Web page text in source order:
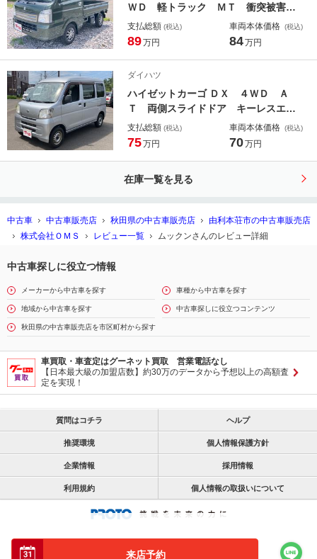
来店予約
ＷＤ 軽トラック ＭＴ 衝突被害軽
減システム レーンアシスト オート
ライト アルミホイール ＥＳＣ エ
ＵＳＢ
支払総額 (税込)
89万円
車両本体価格 (税込)
84万円
ダイハツ
ハイゼットカーゴ ＤＸ ４ＷＤ Ａ
Ｔ 両側スライドドア キーレスエン
トリー エアコン パワーウィンド
ウ 運転席エアバッグ 助手席エアバ
支払総額 (税込)
75万円
車両本体価格 (税込)
70万円
在庫一覧を見る
中古車 中古車販売店 秋田県の中古車販売店
由利本荘市の中古車販売店
株式会社ＯＭＳ
レビュー一覧 ムックンさんのレビュー詳細
中古車探しに役立つ情報
メーカーから中古車を探す 車種から中古車を探す
地域から中古車を探す 中古車探しに役立つコンテンツ
秋田県の中古車販売店を市区町村から探す
車買取・車査定はグーネット買取 営業電話なし
【日本最大級の加盟店数】約30万のデータから予想以上の高額査
定を実現！
質問はコチラ ヘルプ
推奨環境 個人情報保護方針
企業情報 採用情報
利用規約 個人情報の取扱いについて